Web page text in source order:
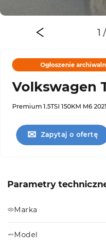
Ogłoszenie
Volkswagen
Premium 1.5TSI 150KM M6
✉ Zapytaj o ofertę
Parametry
Marka
Model